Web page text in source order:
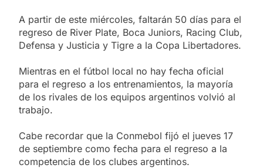
A partir de este miércoles, faltarán 50 días para el
regreso de River Plate, Boca Juniors, Racing Club,
Defensa y Justicia y Tigre a la Copa Libertadores.
Mientras en el fútbol local no hay fecha oficial
para el regreso a los entrenamientos, la mayoría
de los rivales de los equipos argentinos volvió al
trabajo.
Cabe recordar que la Conmebol fijó el jueves 17
de septiembre como fecha para el regreso a la
competencia de los clubes argentinos.